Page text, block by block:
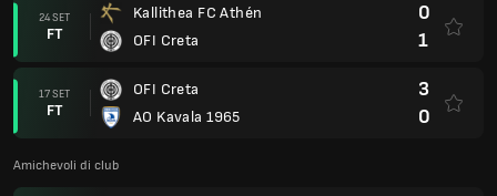
24 SET
FT
Kallithea FC Athén
OFI Creta
0
1
17 SET
FT
OFI Creta
AO Kavala 1965
3
0
Amichevoli di club